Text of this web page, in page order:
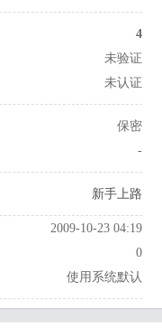
4
未验证
未认证
保密
-
新手上路
2009-10-23 04:19
0
使用系统默认